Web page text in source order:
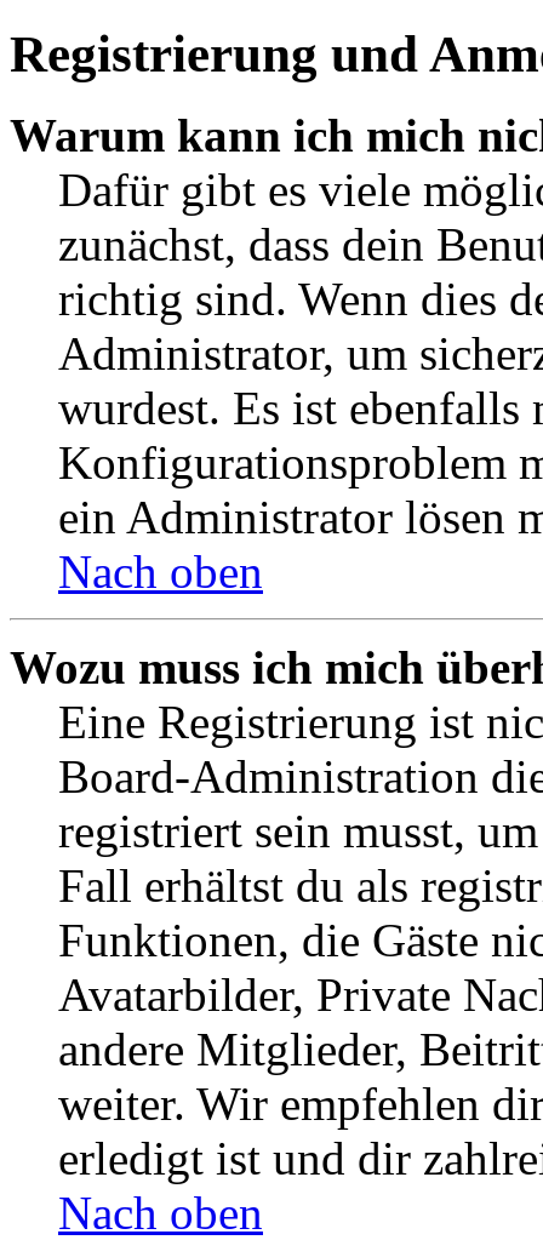
Registrierung und
Warum kann ich mich
Dafür gibt es viele
zunächst, dass dein
richtig sind. Wenn dies
Administrator, um
wurdest. Es ist ebenfalls
Konfigurationsproblem
ein Administrator lösen
Nach oben
Wozu muss ich mich
Eine Registrierung ist
Board-Administration
registriert sein musst,
Fall erhältst du als
Funktionen, die Gäste
Avatarbilder, Private
andere Mitglieder,
weiter. Wir empfehlen
erledigt ist und dir
Nach oben